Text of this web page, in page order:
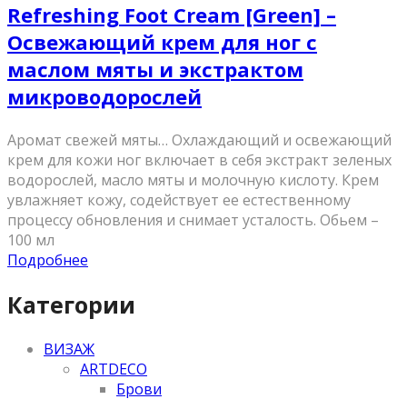
Refreshing Foot Cream [Green] –
Освежающий крем для ног с
маслом мяты и экстрактом
микроводорослей
Аромат свежей мяты… Охлаждающий и освежающий
крем для кожи ног включает в себя экстракт зеленых
водорослей, масло мяты и молочную кислоту. Крем
увлажняет кожу, содействует ее естественному
процессу обновления и снимает усталость. Обьем –
100 мл
Подробнее
Категории
ВИЗАЖ
ARTDECO
Брови